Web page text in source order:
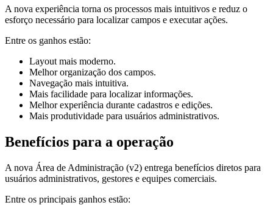
A nova experiência torna os processos mais intuitivos e reduz o
esforço necessário para localizar campos e executar ações.
Entre os ganhos estão:
Layout mais moderno.
Melhor organização dos campos.
Navegação mais intuitiva.
Mais facilidade para localizar informações.
Melhor experiência durante cadastros e edições.
Mais produtividade para usuários administrativos.
Benefícios para a operação
A nova Área de Administração (v2) entrega benefícios diretos para
usuários administrativos, gestores e equipes comerciais.
Entre os principais ganhos estão: